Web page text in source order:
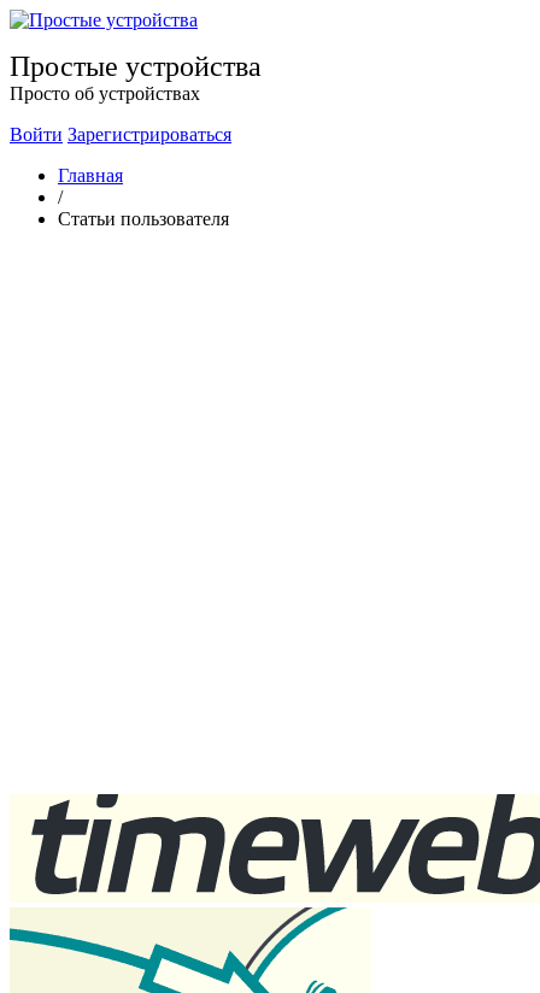
Простые устройства
Просто об устройствах
Войти Зарегистрироваться
Главная
/
Статьи пользователя